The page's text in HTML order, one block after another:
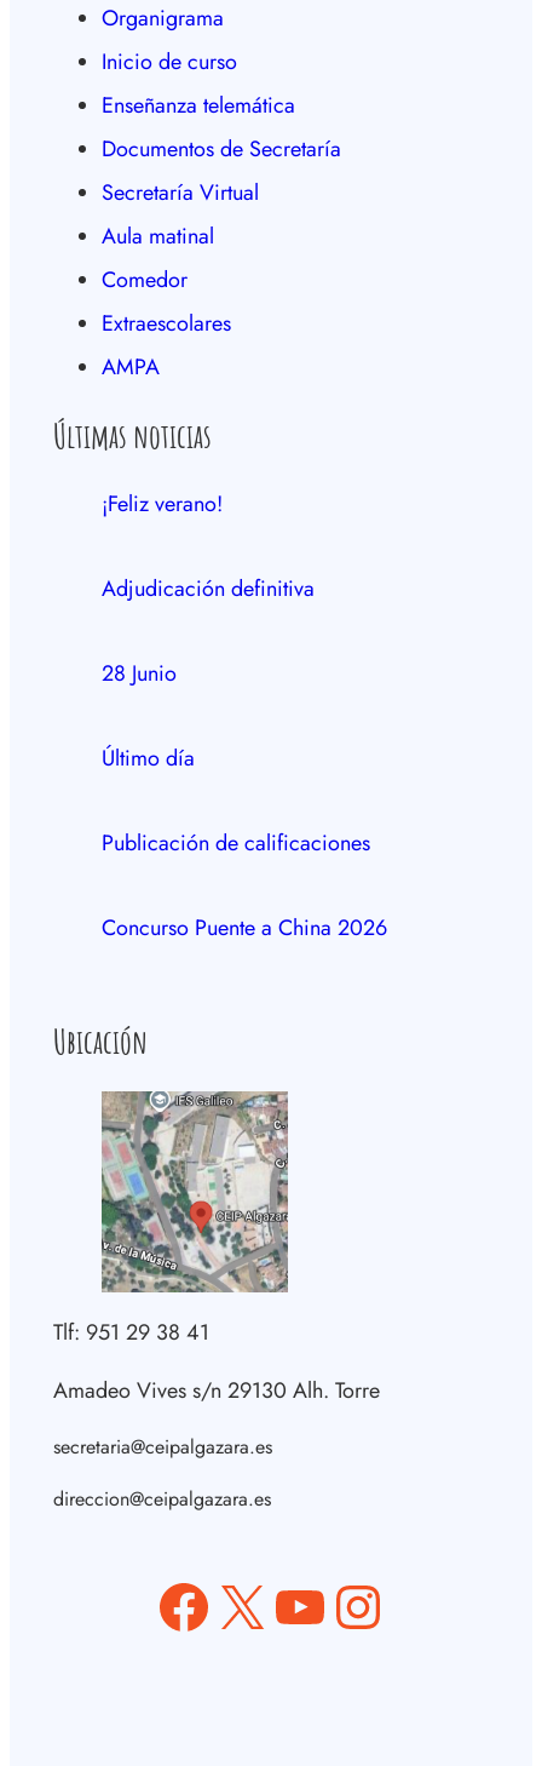
Organigrama
Inicio de curso
Enseñanza telemática
Documentos de Secretaría
Secretaría Virtual
Aula matinal
Comedor
Extraescolares
AMPA
Últimas noticias
¡Feliz verano!
Adjudicación definitiva
28 Junio
Último día
Publicación de calificaciones
Concurso Puente a China 2026
Ubicación
Tlf: 951 29 38 41
Amadeo Vives s/n 29130 Alh. Torre
secretaria@ceipalgazara.es
direccion@ceipalgazara.es
Facebook X YouTube Instagram